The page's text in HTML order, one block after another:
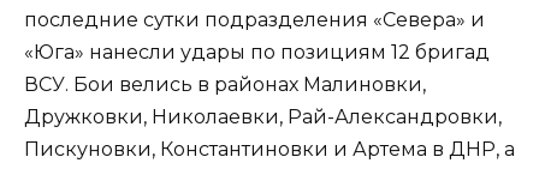
последние сутки подразделения «Севера» и
«Юга» нанесли удары по позициям 12 бригад
ВСУ. Бои велись в районах Малиновки,
Дружковки, Николаевки, Рай-Александровки,
Пискуновки, Константиновки и Артема в ДНР, а